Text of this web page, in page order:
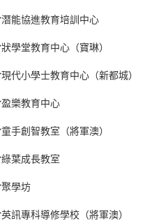
潛能協進教育培訓中心
狀學堂教育中心（寶琳）
現代小學士教育中心（新都城）
盈樂教育中心
童手創智教室（將軍澳）
綠葉成長教室
聚學坊
英訊專科導修學校（將軍澳）